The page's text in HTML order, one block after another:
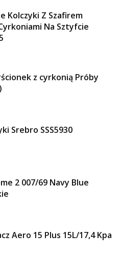
Kolczyki Z Szafirem
Na Sztyfcie
z cyrkonią Próby
Srebro SSS5930
2 007/69 Navy Blue
Aero 15 Plus 15L/17,4 Kpa